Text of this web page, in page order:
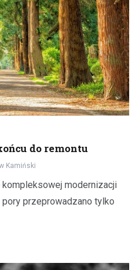
do remontu
Kamiński
modernizacji
przeprowadzano tylko